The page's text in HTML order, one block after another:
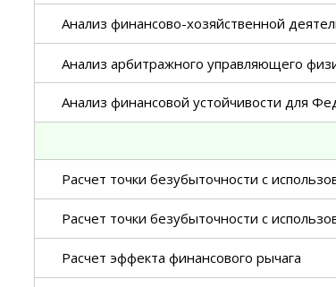
Анализ финансово-хозяйственной
Анализ арбитражного управляющего
Анализ финансовой устойчивости для
Расчет точки безубыточности с
Расчет точки безубыточности с
Расчет эффекта финансового рычага